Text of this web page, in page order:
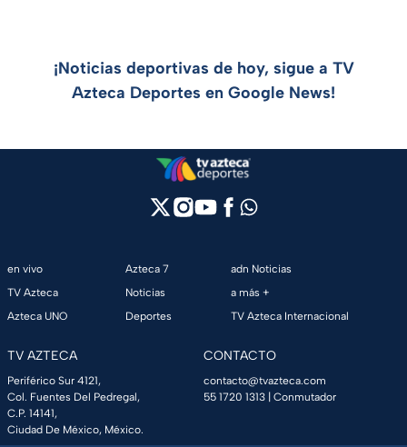
¡Noticias deportivas de hoy, sigue a TV
Azteca Deportes en Google News!
en vivo
TV Azteca
Azteca UNO
Azteca 7
Noticias
Deportes
adn Noticias
a más +
TV Azteca Internacional
TV AZTECA
Periférico Sur 4121,
Col. Fuentes Del Pedregal,
C.P. 14141,
Ciudad De México, México.
CONTACTO
contacto@tvazteca.com
55 1720 1313 | Conmutador